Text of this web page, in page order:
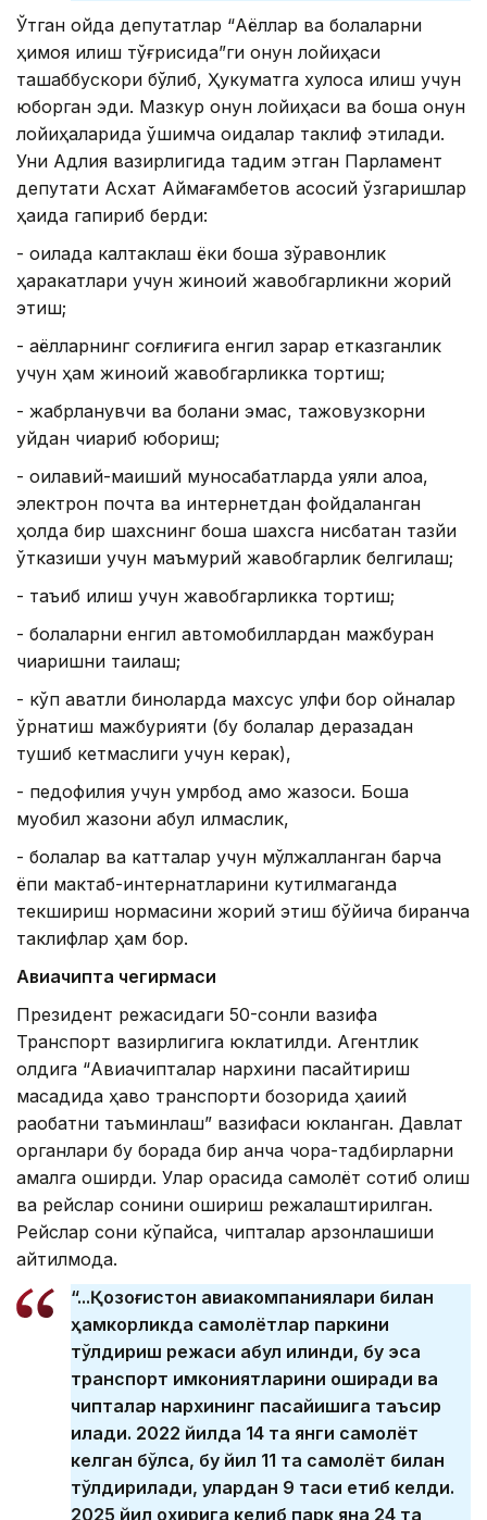
Ўтган ойда депутатлар “Аёллар ва болаларни
ҳимоя қилиш тўғрисида”ги қонун лойиҳаси
ташаббускори бўлиб, Ҳукуматга хулоса қилиш учун
юборган эди. Мазкур қонун лойиҳаси ва бошқа қонун
лойиҳаларида қўшимча қоидалар таклиф этилади.
Уни Адлия вазирлигида тақдим этган Парламент
депутати Асхат Аймағамбетов асосий ўзгаришлар
ҳақида гапириб берди:
- оилада калтаклаш ёки бошқа зўравонлик
ҳаракатлари учун жиноий жавобгарликни жорий
этиш;
- аёлларнинг соғлиғига енгил зарар етказганлик
учун ҳам жиноий жавобгарликка тортиш;
- жабрланувчи ва болани эмас, тажовузкорни
уйдан чиқариб юбориш;
- оилавий-маиший муносабатларда уяли алоқа,
электрон почта ва интернетдан фойдаланган
ҳолда бир шахснинг бошқа шахсга нисбатан тазйиқ
ўтказиши учун маъмурий жавобгарлик белгилаш;
- таъқиб қилиш учун жавобгарликка тортиш;
- болаларни енгил автомобиллардан мажбуран
чиқаришни тақиқлаш;
- кўп қаватли биноларда махсус қулфи бор ойналар
ўрнатиш мажбурияти (бу болалар деразадан
тушиб кетмаслиги учун керак),
- педофилия учун умрбод қамоқ жазоси. Бошқа
муқобил жазони қабул қилмаслик,
- болалар ва катталар учун мўлжалланган барча
ёпиқ мактаб-интернатларини кутилмаганда
текшириш нормасини жорий этиш бўйича бирқанча
таклифлар ҳам бор.
Авиачипта чегирмаси
Президент режасидаги 50-сонли вазифа
Транспорт вазирлигига юклатилди. Агентлик
олдига “Авиачипталар нархини пасайтириш
мақсадида ҳаво транспорти бозорида ҳақиқий
рақобатни таъминлаш” вазифаси юкланган. Давлат
органлари бу борада бир қанча чора-тадбирларни
амалга оширди. Улар орасида самолёт сотиб олиш
ва рейслар сонини ошириш режалаштирилган.
Рейслар сони кўпайса, чипталар арзонлашиши
айтилмоқда.
“...Қозоғистон авиакомпаниялари билан
ҳамкорликда самолётлар паркини
тўлдириш режаси қабул қилинди, бу эса
транспорт имкониятларини оширади ва
чипталар нархининг пасайишига таъсир
қилади. 2022 йилда 14 та янги самолёт
келган бўлса, бу йил 11 та самолёт билан
тўлдирилади, улардан 9 таси етиб келди.
2025 йил охирига келиб парк яна 24 та